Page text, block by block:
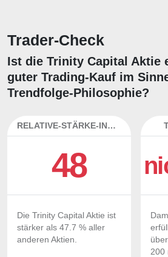
Trader-Check
Ist die Trinity Capital Aktie
guter Trading-Kauf im
Trendfolge-Philosophie?
RELATIVE-STÄRKE-INDEX
48
Die Trinity Capital Aktie ist
stärker als 47.7 % aller
anderen Aktien.
200